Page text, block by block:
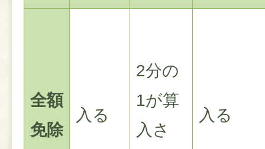
全額
免除
入る
2分の
1が算
入さ
入る